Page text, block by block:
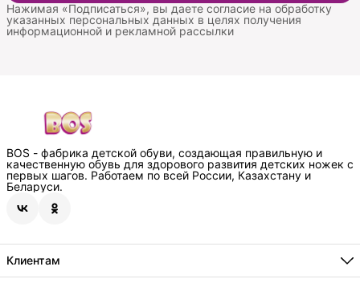
Нажимая «Подписаться», вы даете согласие на обработку
указанных персональных данных в целях получения
информационной и рекламной рассылки
BOS - фабрика детской обуви, создающая правильную и
качественную обувь для здорового развития детских ножек с
первых шагов. Работаем по всей России, Казахстану и
Беларуси.
Клиентам
Подарочная карта